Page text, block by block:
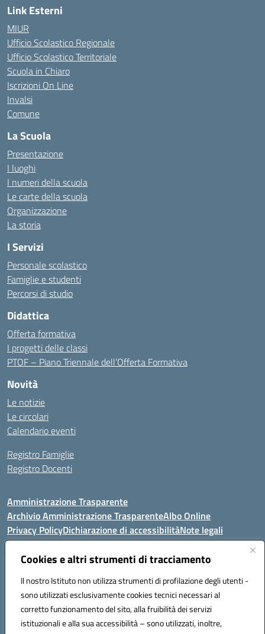
Cookies e altri strumenti di tracciamento
Il nostro Istituto non utilizza strumenti di profilazione degli utenti -
sono utilizzati esclusivamente cookies tecnici necessari al
corretto funzionamento del sito, alla fruibilità dei servizi
istituzionali e alla sua accessibilità – sono utilizzati, inoltre,
Link Esterni
MIUR
Ufficio Scolastico Regionale
Ufficio Scolastico Territoriale
Scuola in Chiaro
Iscrizioni On Line
Invalsi
Comune
La Scuola
Presentazione
I luoghi
I numeri della scuola
Le carte della scuola
Organizzazione
La storia
I Servizi
Personale scolastico
Famiglie e studenti
Percorsi di studio
Didattica
Offerta formativa
I progetti delle classi
PTOF – Piano Triennale dell’Offerta Formativa
Novità
Le notizie
Le circolari
Calendario eventi
Registro Famiglie
Registro Docenti
Amministrazione Trasparente
Archivio Amministrazione TrasparenteAlbo Online
Privacy PolicyDichiarazione di accessibilitàNote legali
Istituto Comprensivo Statale
Via Cupa Campanariello, 5 - 80059, Torre del Greco (NA)
Tel. +39 0818834377 - Fax +39 0818834377 - Cod.Fisc. 95170530638
Email: naic8df00a@istruzione.it - PEC: naic8df00a@pec.istruzione.it